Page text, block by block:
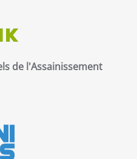
de l'Assainissement